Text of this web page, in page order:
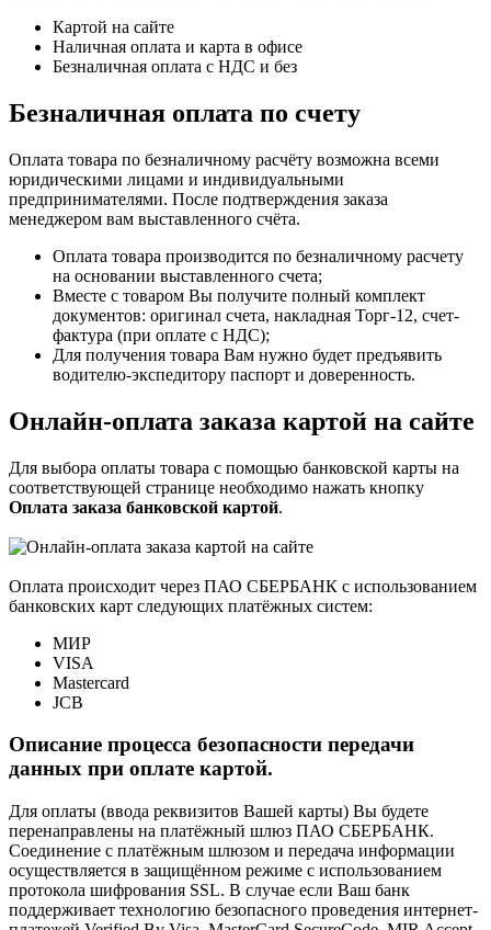
Картой на сайте
Наличная оплата и карта в офисе
Безналичная оплата с НДС и без
Безналичная оплата по счету
Оплата товара по безналичному расчёту возможна всеми
юридическими лицами и индивидуальными
предпринимателями. После подтверждения заказа
менеджером вам выставленного счёта.
Оплата товара производится по безналичному расчету
на основании выставленного счета;
Вместе с товаром Вы получите полный комплект
документов: оригинал счета, накладная Торг-12, счет-
фактура (при оплате с НДС);
Для получения товара Вам нужно будет предъявить
водителю-экспедитору паспорт и доверенность.
Онлайн-оплата заказа картой на сайте
Для выбора оплаты товара с помощью банковской карты на
соответствующей странице необходимо нажать кнопку
Оплата заказа банковской картой.
Оплата происходит через ПАО СБЕРБАНК с использованием
банковских карт следующих платёжных систем:
МИР
VISA
Mastercard
JCB
Описание процесса безопасности передачи
данных при оплате картой.
Для оплаты (ввода реквизитов Вашей карты) Вы будете
перенаправлены на платёжный шлюз ПАО СБЕРБАНК.
Соединение с платёжным шлюзом и передача информации
осуществляется в защищённом режиме с использованием
протокола шифрования SSL. В случае если Ваш банк
поддерживает технологию безопасного проведения интернет-